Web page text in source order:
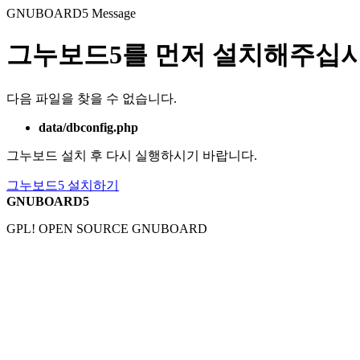
GNUBOARD5 Message
그누보드5를 먼저 설치해주십
다음 파일을 찾을 수 없습니다.
data/dbconfig.php
그누보드 설치 후 다시 실행하시기 바랍니다.
그누보드5 설치하기
GNUBOARD5
GPL! OPEN SOURCE GNUBOARD